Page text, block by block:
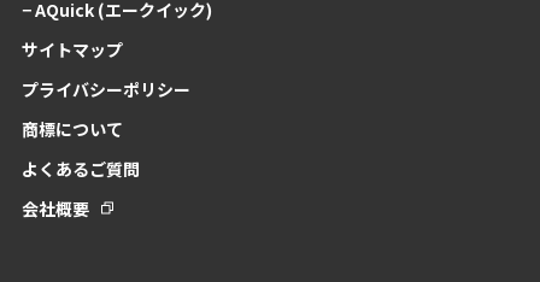
− AQuick (エークイック)
サイトマップ
プライバシーポリシー
商標について
よくあるご質問
会社概要